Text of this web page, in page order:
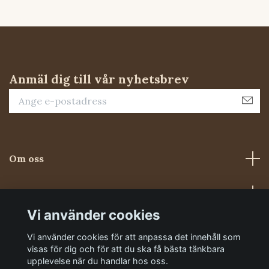
Anmäl dig till vår nyhetsbrev
Om oss
Kundtjänst
Sociala medier
Vi använder cookies
Vi använder cookies för att anpassa det innehåll som
visas för dig och för att du ska få bästa tänkbara
upplevelse när du handlar hos oss.